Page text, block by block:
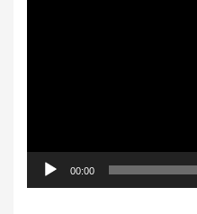
00:00